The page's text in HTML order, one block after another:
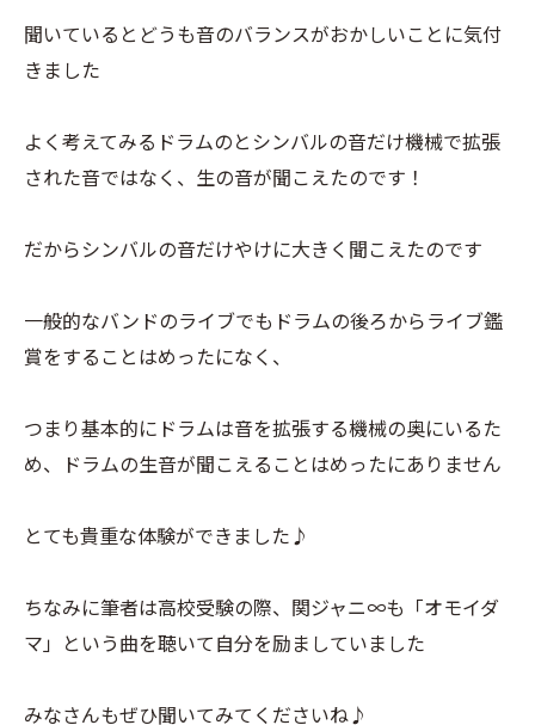
聞いているとどうも音のバランスがおかしいことに気付
きました
よく考えてみるドラムのとシンバルの音だけ機械で拡張
された音ではなく、生の音が聞こえたのです！
だからシンバルの音だけやけに大きく聞こえたのです
一般的なバンドのライブでもドラムの後ろからライブ鑑
賞をすることはめったになく、
つまり基本的にドラムは音を拡張する機械の奥にいるた
め、ドラムの生音が聞こえることはめったにありません
とても貴重な体験ができました♪
ちなみに筆者は高校受験の際、関ジャニ∞も「オモイダ
マ」という曲を聴いて自分を励ましていました
みなさんもぜひ聞いてみてくださいね♪